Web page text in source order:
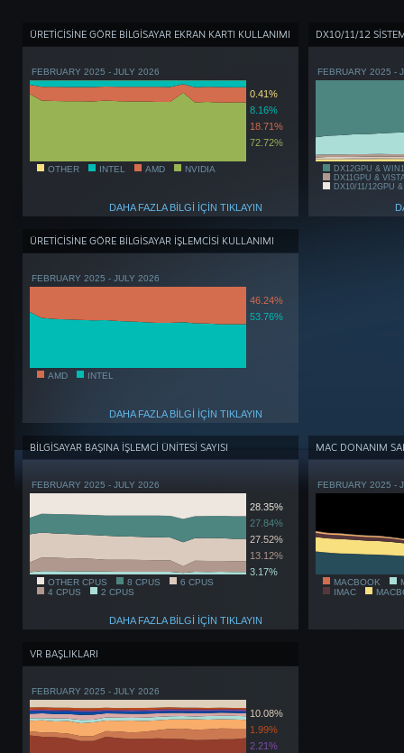
ÜRETİCİSİNE GÖRE BİLGİSAYAR EKRAN KARTI KULLANIMI
FEBRUARY 2025 - JULY 2026
0.41%
8.16%
18.71%
72.72%
OTHER INTEL AMD NVIDIA
DAHA FAZLA BİLGİ İÇİN TIKLAYIN
DX10/11/12
FEBRUARY 2025 -
DX12GPU &
DX11GPU &
DX10/11/12GPU
ÜRETİCİSİNE GÖRE BİLGİSAYAR İŞLEMCİSİ KULLANIMI
FEBRUARY 2025 - JULY 2026
46.24%
53.76%
AMD INTEL
DAHA FAZLA BİLGİ İÇİN TIKLAYIN
BİLGİSAYAR BAŞINA İŞLEMCİ ÜNİTESİ SAYISI
FEBRUARY 2025 - JULY 2026
28.35%
27.84%
27.52%
13.12%
3.17%
OTHER CPUS 8 CPUS
6 CPUS
4 CPUS
2 CPUS
DAHA FAZLA BİLGİ İÇİN TIKLAYIN
MAC DONANIM
FEBRUARY 2025 -
MACBOOK
IMAC
VR BAŞLIKLARI
FEBRUARY 2025 - JULY 2026
10.08%
1.99%
2.21%